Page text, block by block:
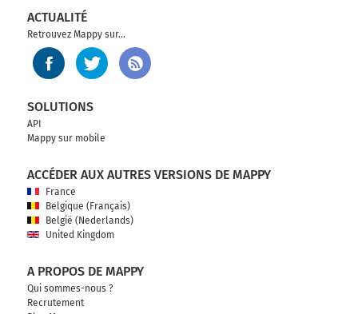
ACTUALITÉ
Retrouvez Mappy sur...
SOLUTIONS
API
Mappy sur mobile
ACCÉDER AUX AUTRES VERSIONS DE MAPPY
France
Belgique (Français)
België (Nederlands)
United Kingdom
A PROPOS DE MAPPY
Qui sommes-nous ?
Recrutement